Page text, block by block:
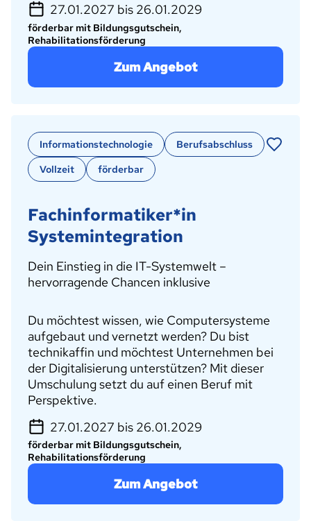
27.01.2027 bis 26.01.2029
förderbar mit Bildungsgutschein,
Rehabilitationsförderung
Zum Angebot
Informationstechnologie
Berufsabschluss
Vollzeit
förderbar
Fachinformatiker*in
Systemintegration
Dein Einstieg in die IT-Systemwelt –
hervorragende Chancen inklusive
Du möchtest wissen, wie Computersysteme
aufgebaut und vernetzt werden? Du bist
technikaffin und möchtest Unternehmen bei
der Digitalisierung unterstützen? Mit dieser
Umschulung setzt du auf einen Beruf mit
Perspektive.
27.01.2027 bis 26.01.2029
förderbar mit Bildungsgutschein,
Rehabilitationsförderung
Zum Angebot